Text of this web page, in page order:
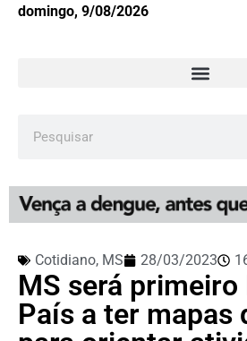
domingo, 9/08/2026
Cotidiano, MS 28/03/2023
MS será primeiro
País a ter mapas